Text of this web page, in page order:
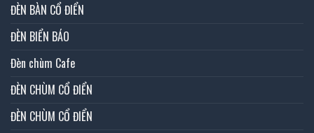
ĐÈN BÀN CỔ ĐIỂN
ĐÈN BIỂN BÁO
Đèn chùm Cafe
ĐÈN CHÙM CỔ ĐIỂN
ĐÈN CHÙM CỔ ĐIỂN